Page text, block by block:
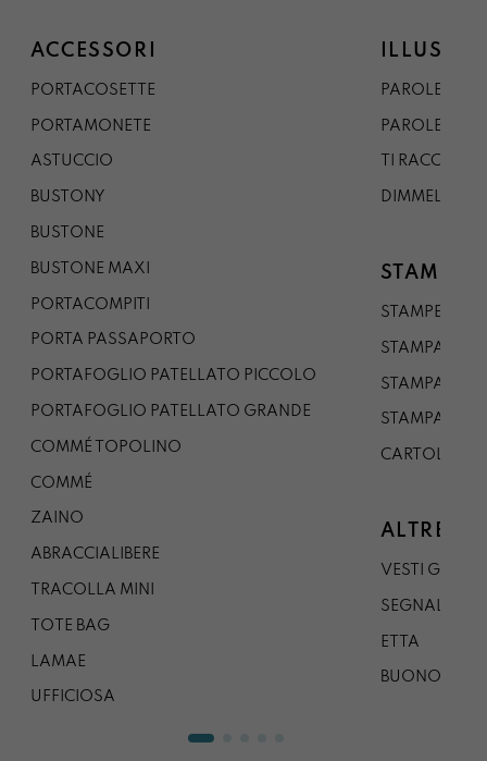
ACCESSORI
PORTACOSETTE
PORTAMONETE
ASTUCCIO
BUSTONY
BUSTONE
BUSTONE MAXI
PORTACOMPITI
PORTA PASSAPORTO
PORTAFOGLIO PATELLATO PICCOLO
PORTAFOGLIO PATELLATO GRANDE
COMMÉ TOPOLINO
COMMÉ
ZAINO
ABRACCIALIBERE
TRACOLLA MINI
TOTE BAG
LAMAE
UFFICIOSA
PAROLE DAL
PAROLE DA
TI
DIMMELO
STAMPE
STAMPE A5
STAMPA A3
STAMPA A1
STAMPA A0
CARTOLINA
ALTRE
VESTI
SEGNALIBRO
ETTA
BUONO